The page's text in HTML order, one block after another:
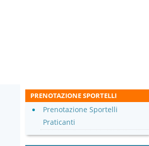
PRENOTAZIONE SPORTELLI
Prenotazione Sportelli
Praticanti